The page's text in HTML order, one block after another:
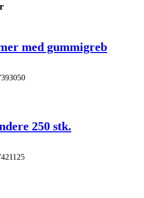
med gummigreb
250 stk.